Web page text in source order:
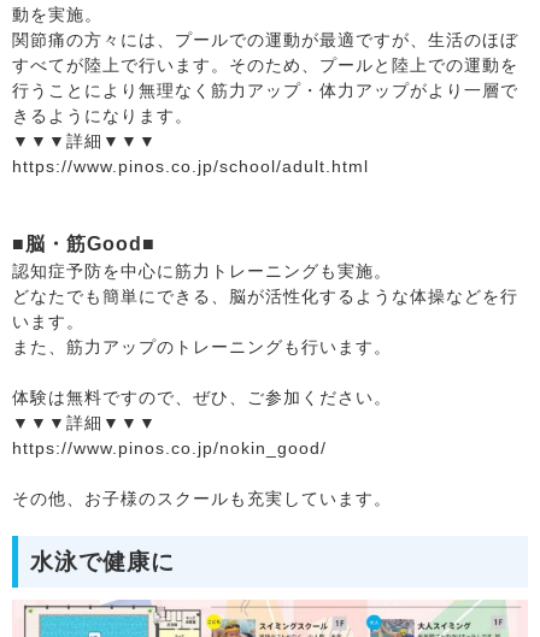
動を実施。
関節痛の方々には、プールでの運動が最適ですが、生活のほぼ
すべてが陸上で行います。そのため、プールと陸上での運動を
行うことにより無理なく筋力アップ・体力アップがより一層で
きるようになります。
▼▼▼詳細▼▼▼
https://www.pinos.co.jp/school/adult.html
■脳・筋Good■
認知症予防を中心に筋力トレーニングも実施。
どなたでも簡単にできる、脳が活性化するような体操などを行
います。
また、筋力アップのトレーニングも行います。
体験は無料ですので、ぜひ、ご参加ください。
▼▼▼詳細▼▼▼
https://www.pinos.co.jp/nokin_good/
その他、お子様のスクールも充実しています。
水泳で健康に